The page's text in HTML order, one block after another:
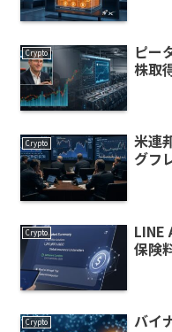
Crypto
ピー
株取
Crypto
米連
グフ
Crypto
LINE
保険
Crypto
バイ